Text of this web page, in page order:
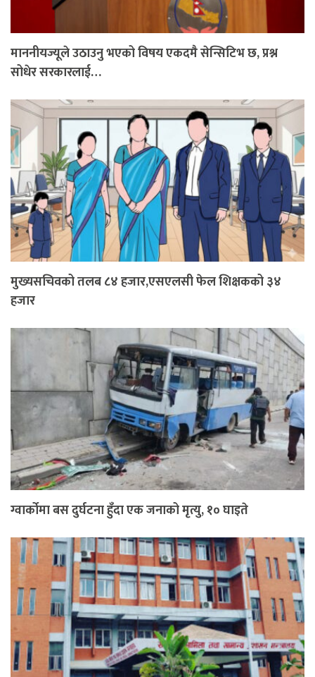
माननीयज्यूले उठाउनु भएको विषय एकदमै सेन्सिटिभ छ, प्रश्न
सोधेर सरकारलाई…
मुख्यसचिवको तलब ८४ हजार,एसएलसी फेल शिक्षकको ३४
हजार
ग्वार्कोमा बस दुर्घटना हुँदा एक जनाको मृत्यु, १० घाइते